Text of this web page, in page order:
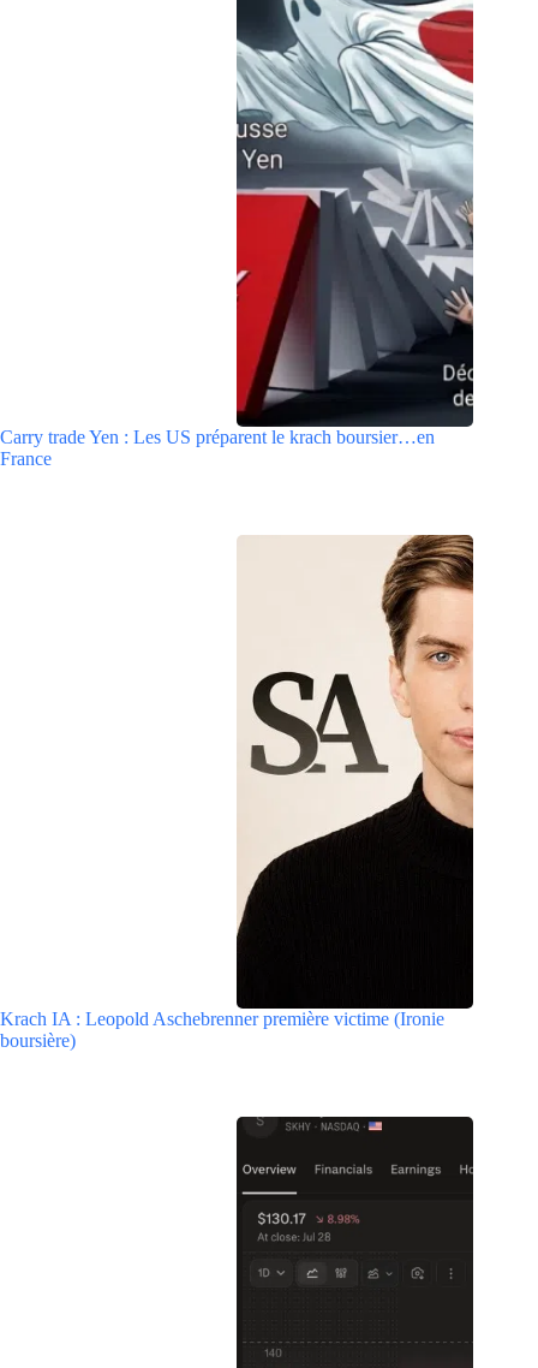
Carry trade Yen : Les US préparent le krach boursier…en
France
Krach IA : Leopold Aschebrenner première victime (Ironie
boursière)